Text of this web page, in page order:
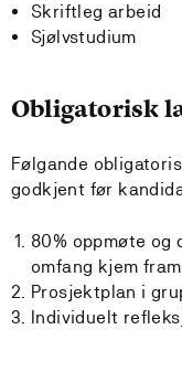
Skriftleg arbeid
Sjølvstudium
Obligatorisk
Følgande
godkjent før
80% oppmøte
omfang kjem
Prosjektplan i
Individuelt